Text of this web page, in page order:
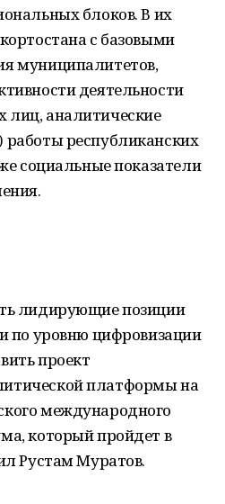
блоков. В их
с базовыми
муниципалитетов,
деятельности
аналитические
республиканских
социальные показатели
лидирующие позиции
по уровню цифровизации
проект
платформы на
международного
который пройдет в
Рустам Муратов.